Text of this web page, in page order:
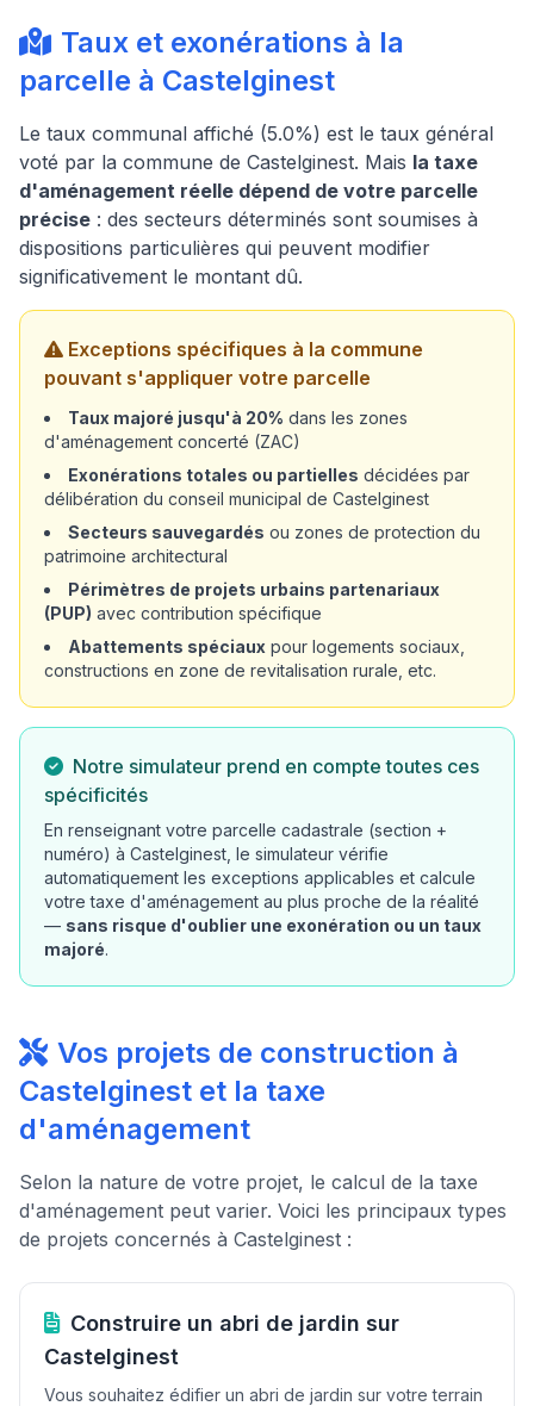
Taux et exonérations à la
parcelle à Castelginest
Le taux communal affiché (5.0%) est le taux général
voté par la commune de Castelginest. Mais la taxe
d'aménagement réelle dépend de votre parcelle
précise : des secteurs déterminés sont soumises à
dispositions particulières qui peuvent modifier
significativement le montant dû.
Exceptions spécifiques à la commune
pouvant s'appliquer votre parcelle
Taux majoré jusqu'à 20% dans les zones
d'aménagement concerté (ZAC)
Exonérations totales ou partielles décidées par
délibération du conseil municipal de Castelginest
Secteurs sauvegardés ou zones de protection du
patrimoine architectural
Périmètres de projets urbains partenariaux
(PUP) avec contribution spécifique
Abattements spéciaux pour logements sociaux,
constructions en zone de revitalisation rurale, etc.
Notre simulateur prend en compte toutes ces
spécificités
En renseignant votre parcelle cadastrale (section +
numéro) à Castelginest, le simulateur vérifie
automatiquement les exceptions applicables et calcule
votre taxe d'aménagement au plus proche de la réalité
— sans risque d'oublier une exonération ou un taux
majoré.
Vos projets de construction à
Castelginest et la taxe
d'aménagement
Selon la nature de votre projet, le calcul de la taxe
d'aménagement peut varier. Voici les principaux types
de projets concernés à Castelginest :
Construire un abri de jardin sur
Castelginest
Vous souhaitez édifier un abri de jardin sur votre terrain